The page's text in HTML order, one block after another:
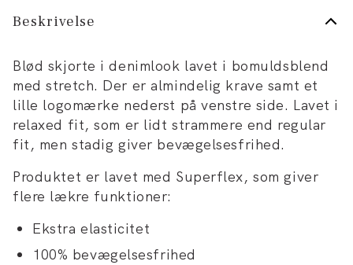
Beskrivelse
Blød skjorte i denimlook lavet i bomuldsblend
med stretch. Der er almindelig krave samt et
lille logomærke nederst på venstre side. Lavet i
relaxed fit, som er lidt strammere end regular
fit, men stadig giver bevægelsesfrihed.
Produktet er lavet med Superflex, som giver
flere lækre funktioner:
Ekstra elasticitet
100% bevægelsesfrihed